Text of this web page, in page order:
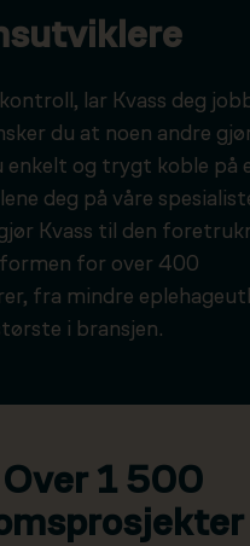
lar Kvass deg
du at noen andre
enkelt og trygt koble på
deg på våre
Kvass til den
for over 400
fra mindre
i bransjen.
Over 1 500